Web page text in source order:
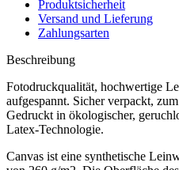
Produktsicherheit
Versand und Lieferung
Zahlungsarten
Beschreibung
Fotodruckqualität, hochwertige
aufgespannt. Sicher verpackt,
Gedruckt in ökologischer,
Latex-Technologie.
Canvas ist eine synthetische